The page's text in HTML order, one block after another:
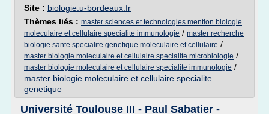
Site : biologie.u-bordeaux.fr
Thèmes liés : master sciences et technologies mention biologie
moleculaire et cellulaire specialite immunologie / master recherche
biologie sante specialite genetique moleculaire et cellulaire /
master biologie moleculaire et cellulaire specialite microbiologie /
master biologie moleculaire et cellulaire specialite immunologie /
master biologie moleculaire et cellulaire specialite
genetique
Université Toulouse III - Paul Sabatier -